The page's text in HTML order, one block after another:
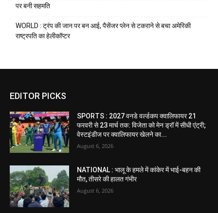
पर बनी सहमति
WORLD : ट्रंप की जान पर बन आई, पैसेंजर प्लेन से टकराने से बचा अमेरिकी
राष्ट्रपति का हेलीकॉप्टर
EDITOR PICKS
SPORTS : 2027 वनडे वर्ल्डकप क्वालिफायर 21
फरवरी से 23 मार्च तक: विजेता को मेन ड्रॉ में सीधी एंट्री;
वेस्टइंडीज पर क्वालिफायर खेलने का...
August 6, 2026
NATIONAL : भालू के हमले में कांकेर में भाई-बहन की
मौत, तीसरे की हालत गंभीर
August 6, 2026